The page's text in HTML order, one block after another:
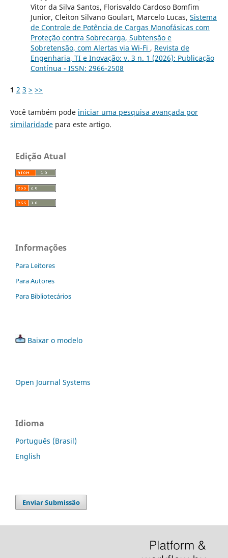
Vitor da Silva Santos, Florisvaldo Cardoso Bomfim
Junior, Cleiton Silvano Goulart, Marcelo Lucas, Sistema
de Controle de Potência de Cargas Monofásicas com
Proteção contra Sobrecarga, Subtensão e
Sobretensão, com Alertas via Wi-Fi , Revista de
Engenharia, TI e Inovação: v. 3 n. 1 (2026): Publicação
Contínua - ISSN: 2966-2508
1 2 3 > >>
Você também pode iniciar uma pesquisa avançada por
similaridadepara este artigo.
Edição Atual
Informações
Para Leitores
Para Autores
Para Bibliotecários
Baixar o modelo
Open Journal Systems
Idioma
Português (Brasil)
English
Enviar Submissão